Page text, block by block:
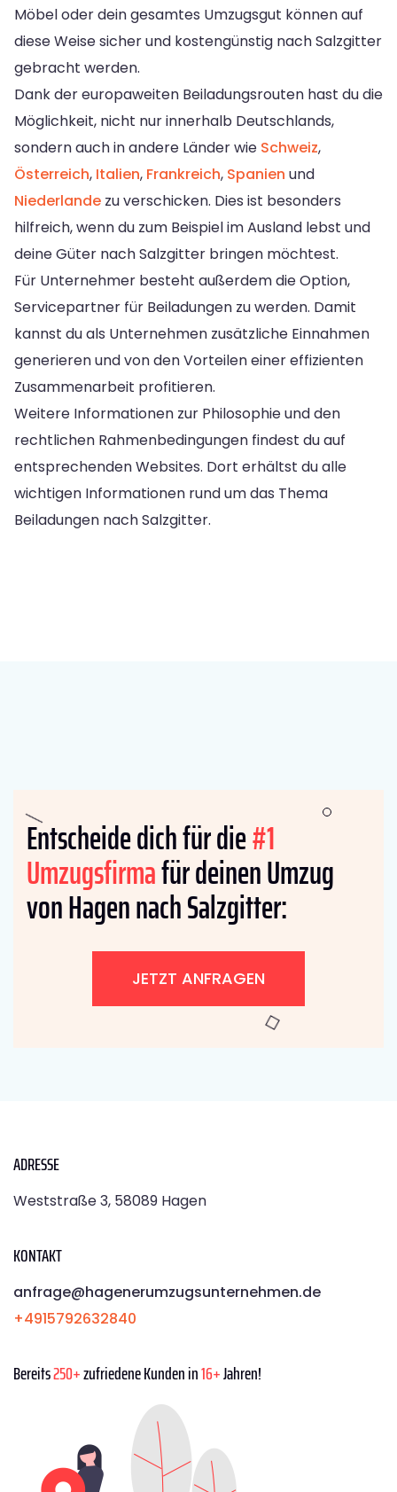
Möbel oder dein gesamtes Umzugsgut können auf
diese Weise sicher und kostengünstig nach Salzgitter
gebracht werden.
Dank der europaweiten Beiladungsrouten hast du die
Möglichkeit, nicht nur innerhalb Deutschlands,
sondern auch in andere Länder wie Schweiz,
Österreich, Italien, Frankreich, Spanien und
Niederlande zu verschicken. Dies ist besonders
hilfreich, wenn du zum Beispiel im Ausland lebst und
deine Güter nach Salzgitter bringen möchtest.
Für Unternehmer besteht außerdem die Option,
Servicepartner für Beiladungen zu werden. Damit
kannst du als Unternehmen zusätzliche Einnahmen
generieren und von den Vorteilen einer effizienten
Zusammenarbeit profitieren.
Weitere Informationen zur Philosophie und den
rechtlichen Rahmenbedingungen findest du auf
entsprechenden Websites. Dort erhältst du alle
wichtigen Informationen rund um das Thema
Beiladungen nach Salzgitter.
Entscheide dich für die#1
Umzugsfirmafür deinen Umzug
von Hagen nach Salzgitter:
JETZT ANFRAGEN
ADRESSE
Weststraße 3, 58089 Hagen
KONTAKT
anfrage@hagenerumzugsunternehmen.de
+4915792632840
Bereits250+zufriedene Kunden in16+Jahren!